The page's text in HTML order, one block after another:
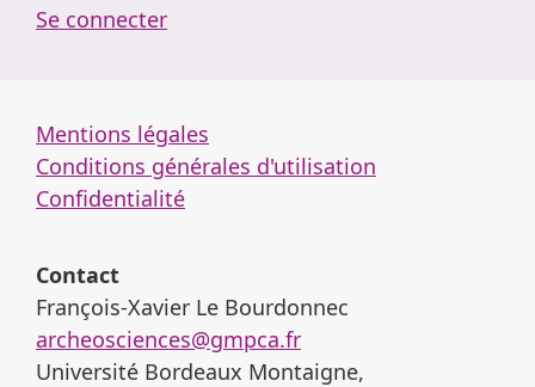
Se connecter
Mentions légales
Conditions générales d'utilisation
Confidentialité
Contact
François-Xavier Le Bourdonnec
archeosciences@gmpca.fr
Université Bordeaux Montaigne,